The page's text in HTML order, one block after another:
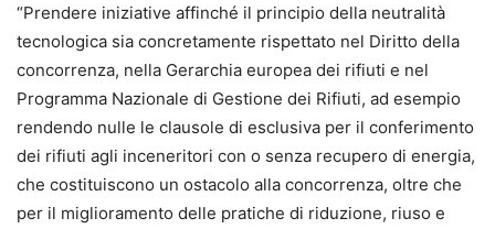
“Prendere iniziative affinché il principio della neutralità
tecnologica sia concretamente rispettato nel Diritto della
concorrenza, nella Gerarchia europea dei rifiuti e nel
Programma Nazionale di Gestione dei Rifiuti, ad esempio
rendendo nulle le clausole di esclusiva per il conferimento
dei rifiuti agli inceneritori con o senza recupero di energia,
che costituiscono un ostacolo alla concorrenza, oltre che
per il miglioramento delle pratiche di riduzione, riuso e